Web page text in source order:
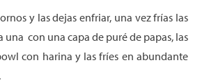
y las dejas enfriar, una vez frías las
una con una capa de puré de papas, las
con harina y las fríes en abundante